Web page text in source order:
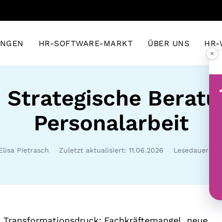
HR-SOFTWARE-MARKT ÜBER UNS HR-
Strategische
Personalarbeit
Pietrasch Zuletzt aktualisiert: 11.06.2026 Lesedauer: 5
×